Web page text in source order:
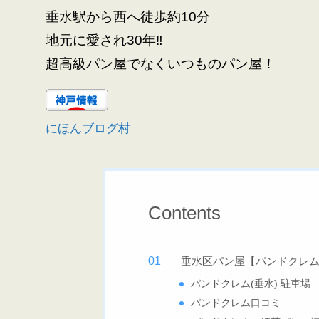
垂水駅から西へ徒歩約10分
地元に愛され30年‼
超高級パン屋でなくいつものパン屋！
にほんブログ村
Contents
垂水区パン屋【パンドクレム
パンドクレム(垂水) 駐車場
パンドクレム口コミ